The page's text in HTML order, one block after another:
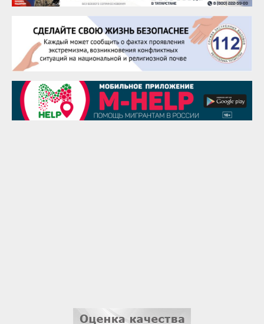
Евгений Ефимов
25 августа
Сэсэгма Бубеева
28 августа
Чингиз Мустафаев
29 августа
Надежда Рослова